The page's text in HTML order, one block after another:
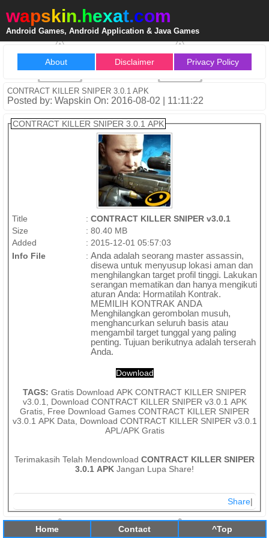
wapskin.hexat.com
Android Games, Android Application & Java Games
About Disclaimer Privacy Policy
CONTRACT KILLER SNIPER 3.0.1 APK
Posted by: Wapskin On: 2016-08-02 | 11:11:22
CONTRACT KILLER SNIPER 3.0.1 APK
Title : CONTRACT KILLER SNIPER v3.0.1
Size
: 80.40 MB
Added
: 2015-12-01 05:57:03
Info File
: Anda adalah seorang master assassin,
disewa untuk menyusup lokasi aman dan
menghilangkan target profil tinggi. Lakukan
serangan mematikan dan hanya mengikuti
aturan Anda: Hormatilah Kontrak.
MEMILIH KONTRAK ANDA
Menghilangkan gerombolan musuh,
menghancurkan seluruh basis atau
mengambil target tunggal yang paling
penting. Tujuan berikutnya adalah terserah
Anda.
Download
TAGS: Gratis Download APK CONTRACT KILLER SNIPER
v3.0.1, Download CONTRACT KILLER SNIPER v3.0.1 APK
Gratis, Free Download Games CONTRACT KILLER SNIPER
v3.0.1 APK Data, Download CONTRACT KILLER SNIPER v3.0.1
APL/APK Gratis
Terimakasih Telah Mendownload CONTRACT KILLER SNIPER
3.0.1 APK Jangan Lupa Share!
Share|
Home Contact ^Top